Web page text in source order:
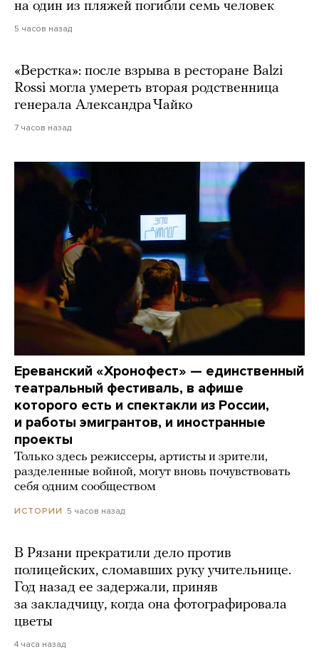
на один из пляжей погибли семь человек
5 часов назад
«Верстка»: после взрыва в ресторане Balzi
Rossi могла умереть вторая родственница
генерала Александра Чайко
7 часов назад
Ереванский «Хронофест» — единственный
театральный фестиваль, в афише
которого есть и спектакли из России,
и работы эмигрантов, и иностранные
проекты
Только здесь режиссеры, артисты и зрители,
разделенные войной, могут вновь почувствовать
себя одним сообществом
ИСТОРИИ 5 часов назад
В Рязани прекратили дело против
полицейских, сломавших руку учительнице.
Год назад ее задержали, приняв
за закладчицу, когда она фотографировала
цветы
4 часа назад